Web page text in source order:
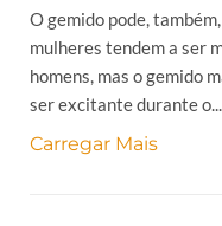
O gemido pode,
mulheres tendem a ser
homens, mas o gemido
ser excitante durante o...
Carregar Mais